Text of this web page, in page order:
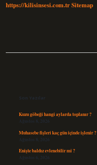
https://kilisinsesi.com.trSitemap
Son Yazılar
Kuzu göbeği hangi aylarda toplanır ?
Ağustos 8, 2026
Muhasebe fişleri kaç gün içinde işlenir ?
Ağustos 8, 2026
Enişte baldız evlenebilir mi ?
Ağustos 6, 2026